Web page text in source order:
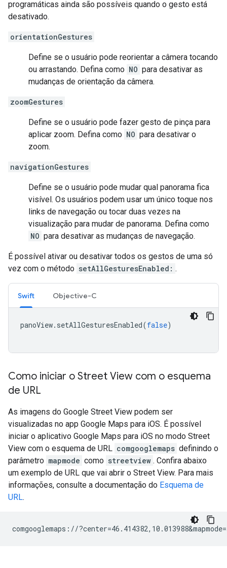
programáticas ainda são possíveis quando o gesto está
desativado.
orientationGestures
Define se o usuário pode reorientar a câmera tocando
ou arrastando. Defina como NO para desativar as
mudanças de orientação da câmera.
zoomGestures
Define se o usuário pode fazer gesto de pinça para
aplicar zoom. Defina como NO para desativar o
zoom.
navigationGestures
Define se o usuário pode mudar qual panorama fica
visível. Os usuários podem usar um único toque nos
links de navegação ou tocar duas vezes na
visualização para mudar de panorama. Defina como
NO para desativar as mudanças de navegação.
É possível ativar ou desativar todos os gestos de uma só
vez com o método setAllGesturesEnabled: .
Swift Objective-C
panoView. setAllGesturesEnabled(false)
Como iniciar o Street View com o esquema
de URL
As imagens do Google Street View podem ser
visualizadas no app Google Maps para iOS. É possível
iniciar o aplicativo Google Maps para iOS no modo Street
View com o esquema de URL comgooglemaps definindo o
parâmetro mapmode como streetview . Confira abaixo
um exemplo de URL que vai abrir o Street View. Para mais
informações, consulte a documentação do Esquema de
URL.